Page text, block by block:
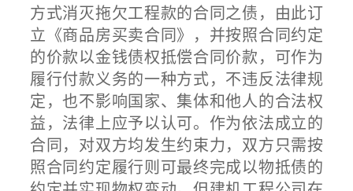
方式消灭拖欠工程款的合同之债，由此订
立《商品房买卖合同》，并按照合同约定
的价款以金钱债权抵偿合同价款，可作为
履行付款义务的一种方式，不违反法律规
定，也不影响国家、集体和他人的合法权
益，法律上应予以认可。作为依法成立的
合同，对双方均发生约束力，双方只需按
照合同约定履行则可最终完成以物抵债的